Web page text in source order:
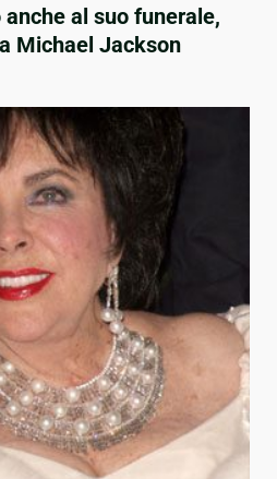
al suo funerale,
Michael Jackson